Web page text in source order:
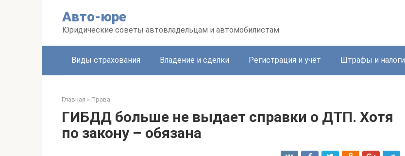
Авто-юре
Юридические советы автовладельцам и автомобилистам
Виды страхования Владение и сделки Регистрация и учёт Штрафы и налоги
Главная » Права
ГИБДД больше не выдает справки о ДТП. Хотя
по закону – обязана